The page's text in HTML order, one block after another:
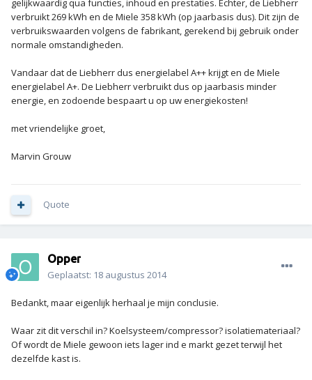
gelijkwaardig qua functies, inhoud en prestaties. Echter, de Liebherr
verbruikt 269 kWh en de Miele 358 kWh (op jaarbasis dus). Dit zijn de
verbruikswaarden volgens de fabrikant, gerekend bij gebruik onder
normale omstandigheden.
Vandaar dat de Liebherr dus energielabel A++ krijgt en de Miele
energielabel A+. De Liebherr verbruikt dus op jaarbasis minder
energie, en zodoende bespaart u op uw energiekosten!
met vriendelijke groet,
Marvin Grouw
Quote
Opper
Geplaatst: 18 augustus 2014
Bedankt, maar eigenlijk herhaal je mijn conclusie.
Waar zit dit verschil in? Koelsysteem/compressor? isolatiemateriaal?
Of wordt de Miele gewoon iets lager ind e markt gezet terwijl het
dezelfde kast is.